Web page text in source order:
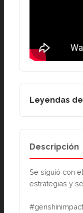
Leyendas
Descripción
Se siguió con
estrategias y